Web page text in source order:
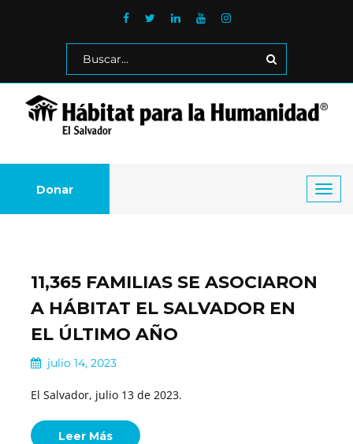
Donar
11,365 FAMILIAS SE ASOCIARON
A HÁBITAT EL SALVADOR EN
EL ÚLTIMO AÑO
julio 14, 2023
El Salvador, julio 13 de 2023.
Leer Más